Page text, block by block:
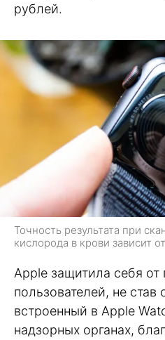
рублей.
Точность результата при
кислорода в крови зависит
Apple защитила себя от
пользователей, не став
встроенный в Apple
надзорных органах,